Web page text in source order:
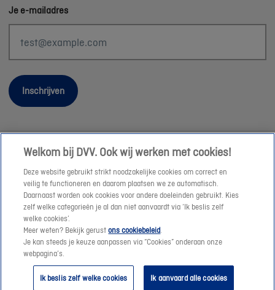
Je e-mailadres
Inschrijven
Wettelijke informatie
Duurzaamheid
Sitemap
Onze consulenten
Jobs
Cookies
Welkom bij DVV. Ook wij werken met cookies!
Deze website gebruikt strikt noodzakelijke cookies om correct en
veilig te functioneren en daarom plaatsen we ze automatisch.
Daarnaast worden ook cookies voor andere doeleinden gebruikt. Kies
zelf welke categorieën je al dan niet aanvaardt via ‘Ik beslis zelf
welke cookies’.
Meer weten? Bekijk gerustons cookiebeleid.
Je kan steeds je keuze aanpassen via “Cookies” onderaan onze
webpagina’s.
Ik beslis zelf welke cookies Ik aanvaard alle cookies